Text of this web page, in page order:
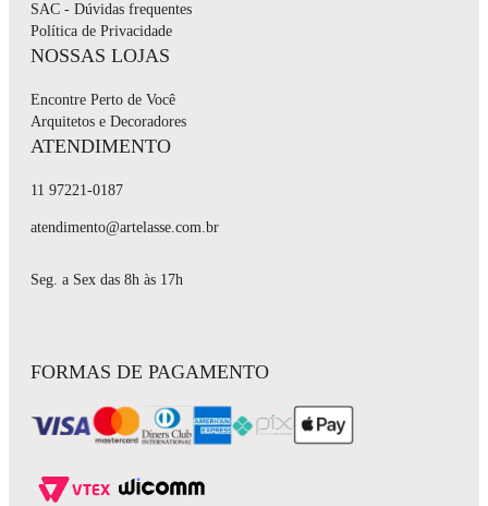
SAC - Dúvidas frequentes
Política de Privacidade
NOSSAS LOJAS
Encontre Perto de Você
Arquitetos e Decoradores
ATENDIMENTO
11 97221-0187
atendimento@artelasse.com.br
Seg. a Sex das 8h às 17h
FORMAS DE PAGAMENTO